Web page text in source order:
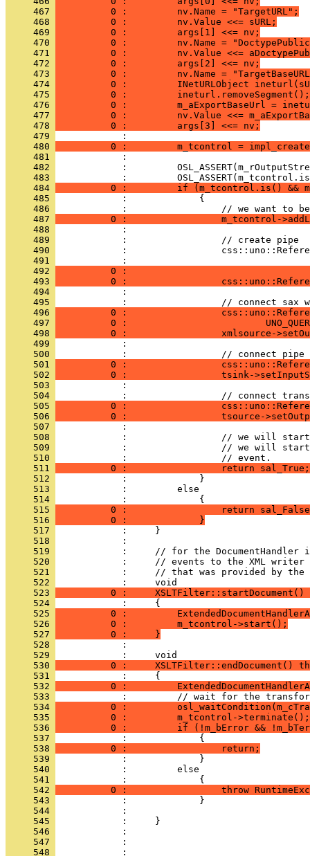
     467
          0 :         nv.Name = "TargetURL";
     468
          0 :         nv.Value <<= sURL;
     469
          0 :         args[1] <<= nv;
     470
0 :         nv.Name =
     471
0 :         nv.Value <<=
     472
          0 :         args[2] <<= nv;
     473
0 :         nv.Name =
     474
0 :         INetURLObject
     475
          0 :         ineturl.removeSegment();
     476
0 :         m_aExportBaseUrl =
     477
0 :         nv.Value <<=
     478
          0 :         args[3] <<= nv;
     479
     480
0 :         m_tcontrol =
     481
     482
     483
     484
0 :         if (m_tcontrol.is() &&
     485
     486
     487
0 :                 m_tcontrol-
     488
     489
     490
     491
     492
0 :
     493
0 :
     494
     495
     496
0 :
     497
0 :
     498
0 :                 xmlsource-
     499
     500
     501
0 :
     502
0 :                 tsink-
     503
     504
     505
0 :
     506
0 :                 tsource-
     507
     508
     509
     510
     511
          0 :                 return sal_True;
     512
     513
     514
     515
0 :                 return
     516
          0 :             }
     517
     518
     519
     520
     521
:     // that was provided by the
     522
     523
0 :
     524
     525
0 :
     526
          0 :         m_tcontrol->start();
     527
          0 :     }
     528
            :
     529
     530
0 :     XSLTFilter::endDocument()
     531
     532
0 :
     533
     534
0 :
     535
          0 :         m_tcontrol->terminate();
     536
0 :         if (!m_bError &&
     537
     538
          0 :                 return;
     539
     540
     541
     542
0 :                 throw
     543
     544
     545
     546
     547
     548